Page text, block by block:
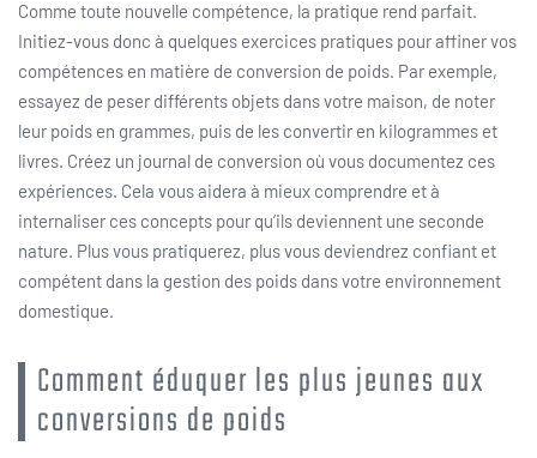
Comme toute nouvelle compétence, la pratique rend parfait.
Initiez-vous donc à quelques exercices pratiques pour affiner vos
compétences en matière de conversion de poids. Par exemple,
essayez de peser différents objets dans votre maison, de noter
leur poids en grammes, puis de les convertir en kilogrammes et
livres. Créez un journal de conversion où vous documentez ces
expériences. Cela vous aidera à mieux comprendre et à
internaliser ces concepts pour qu’ils deviennent une seconde
nature. Plus vous pratiquerez, plus vous deviendrez confiant et
compétent dans la gestion des poids dans votre environnement
domestique.
Comment éduquer les plus jeunes aux
conversions de poids